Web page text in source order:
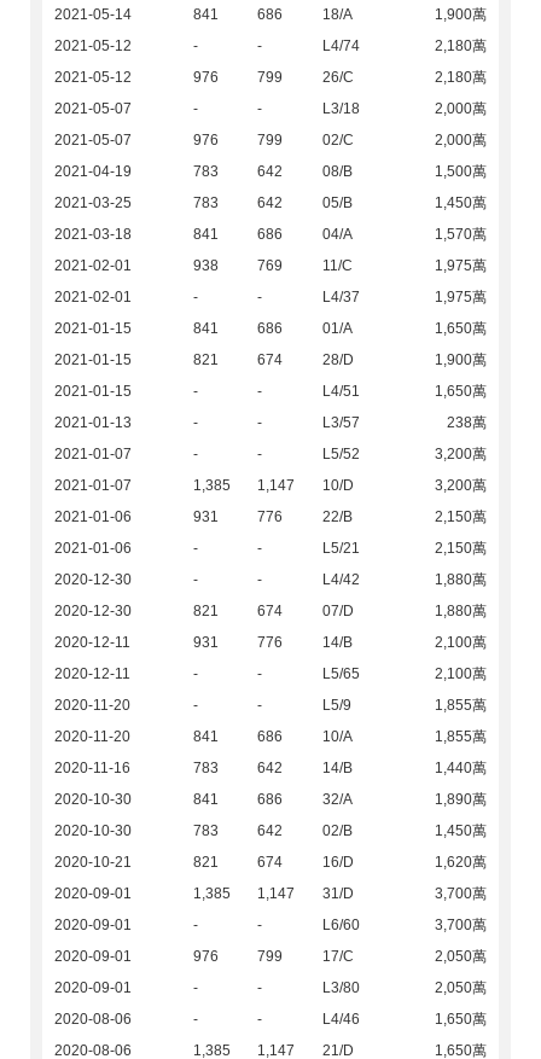
2021-05-14
841 686 18/A
1,900萬
2021-05-12
- - L4/74
2,180萬
2021-05-12
976 799 26/C
2,180萬
2021-05-07
- - L3/18
2,000萬
2021-05-07
976 799 02/C
2,000萬
2021-04-19
783 642 08/B
1,500萬
2021-03-25
783 642 05/B
1,450萬
2021-03-18
841 686 04/A
1,570萬
2021-02-01
938 769 11/C
1,975萬
2021-02-01
- - L4/37
1,975萬
2021-01-15
841 686 01/A
1,650萬
2021-01-15
821 674 28/D
1,900萬
2021-01-15
- - L4/51
1,650萬
2021-01-13
- - L3/57
238萬
2021-01-07
- - L5/52
3,200萬
2021-01-07
1,385 1,147 10/D
3,200萬
2021-01-06
931 776 22/B
2,150萬
2021-01-06
- - L5/21
2,150萬
2020-12-30
- - L4/42
1,880萬
2020-12-30
821 674 07/D
1,880萬
2020-12-11
931 776 14/B
2,100萬
2020-12-11
- - L5/65
2,100萬
2020-11-20
- - L5/9
1,855萬
2020-11-20
841 686 10/A
1,855萬
2020-11-16
783 642 14/B
1,440萬
2020-10-30
841 686 32/A
1,890萬
2020-10-30
783 642 02/B
1,450萬
2020-10-21
821 674 16/D
1,620萬
2020-09-01
1,385 1,147 31/D
3,700萬
2020-09-01
- - L6/60
3,700萬
2020-09-01
976 799 17/C
2,050萬
2020-09-01
- - L3/80
2,050萬
2020-08-06
- - L4/46
1,650萬
2020-08-06
1,385 1,147 21/D
1,650萬